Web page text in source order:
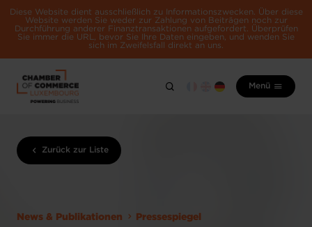
Diese Website dient ausschließlich zu Informationszwecken. Über diese
Website werden Sie weder zur Zahlung von Beiträgen noch zur
Durchführung anderer Finanztransaktionen aufgefordert. Überprüfen
Sie immer die URL, bevor Sie Ihre Daten eingeben, und wenden Sie
sich im Zweifelsfall direkt an uns.
Menü
Zurück zur Liste
News & Publikationen Pressespiegel